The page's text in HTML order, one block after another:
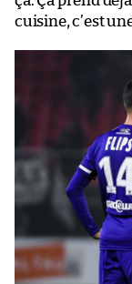
cuisine, c’est